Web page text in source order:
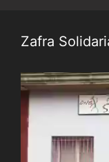
Zafra
Reproductor
de
vídeo